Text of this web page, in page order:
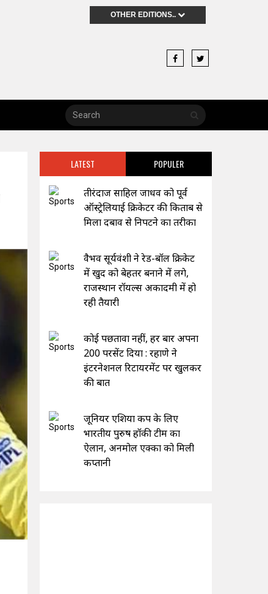
OTHER EDITIONS..
LATEST POPULER
तीरंदाज साहिल जाधव को पूर्व
ऑस्ट्रेलियाई क्रिकेटर की किताब से
मिला दबाव से निपटने का तरीका
वैभव सूर्यवंशी ने रेड-बॉल क्रिकेट
में खुद को बेहतर बनाने में लगे,
राजस्थान रॉयल्स अकादमी में हो
रही तैयारी
कोई पछतावा नहीं, हर बार अपना
200 परसेंट दिया : रहाणे ने
इंटरनेशनल रिटायरमेंट पर खुलकर
की बात
जूनियर एशिया कप के लिए
भारतीय पुरुष हॉकी टीम का
ऐलान, अनमोल एक्का को मिली
कप्तानी